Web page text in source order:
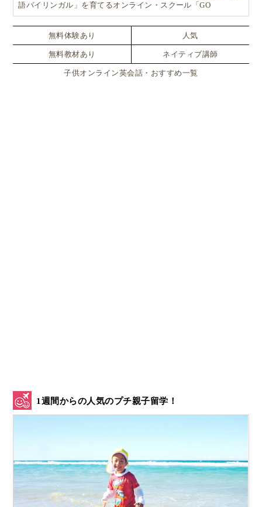
語バイリンガル」を育てるオンライン・スクール「GO
School（ゴースクール）」
無料体験あり 人気
無料教材あり ネイティブ講師
子供オンライン英会話・おすすめ一覧
1週間からの人気のプチ親子留学！